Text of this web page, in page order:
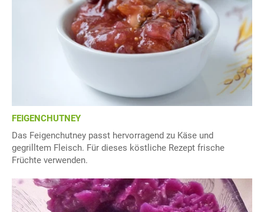
FEIGENCHUTNEY
Das Feigenchutney passt hervorragend zu Käse und
gegrilltem Fleisch. Für dieses köstliche Rezept frische
Früchte verwenden.